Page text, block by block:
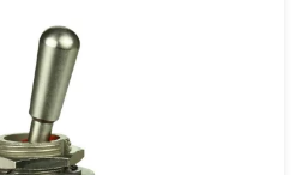
dans une variété
à
avec un indice de
est
les équipements